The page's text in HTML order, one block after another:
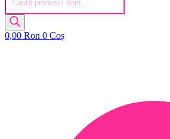
0,00 Ron 0 Coș